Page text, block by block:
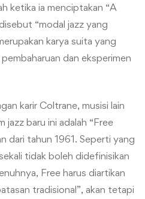
ketika ia menciptakan “A
“modal jazz yang
karya suita yang
dan eksperimen
karir Coltrane, musisi lain
jazz baru ini adalah “Free
dari tahun 1961. Seperti yang
tidak boleh didefinisikan
Free harus diartikan
tradisional”, akan tetapi